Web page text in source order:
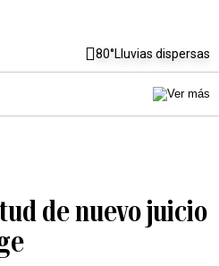
80°Lluvias dispersas
de nuevo juicio